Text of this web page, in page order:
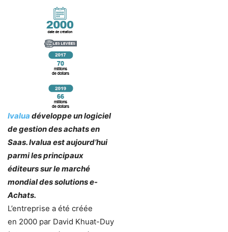
Ivalua développe un logiciel
de gestion des achats en
Saas. Ivalua est aujourd’hui
parmi les principaux
éditeurs sur le marché
mondial des solutions e-
Achats.
L’entreprise a été créée
en 2000 par David Khuat-Duy